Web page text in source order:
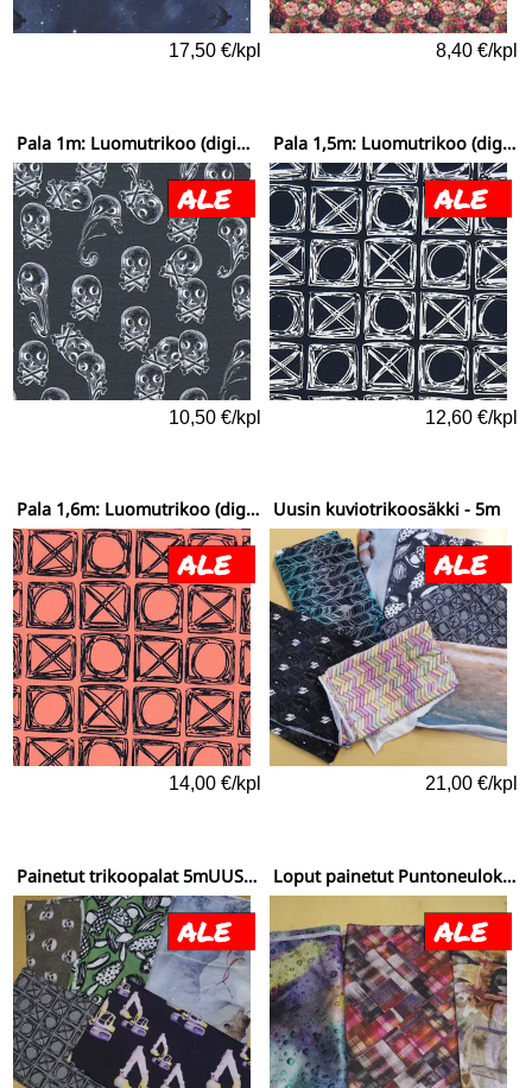
17,50 €/kpl 8,40 €/kpl
Pala 1m: Luomutrikoo (digiprint) Kirpeet salmiakki
10,50 €/kpl
Pala 1,5m: Luomutrikoo (digiprint) Ristinolla mustavalkoinen
12,60 €/kpl
Pala 1,6m: Luomutrikoo (digiprint) Ristinolla persikka
14,00 €/kpl
Uusin kuviotrikoosäkki - 5m
21,00 €/kpl
Painetut trikoopalat 5mUUSI SÄKKI - 36 Loput painetut Puntoneuloksen palat